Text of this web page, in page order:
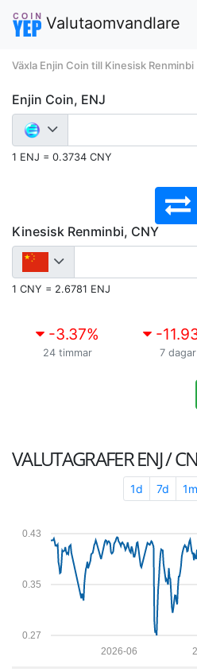
Valutaomvandlare
Växla Enjin Coin till Kinesisk Renminbi
Enjin Coin, ENJ
1 ENJ = 0.3734 CNY
Kinesisk Renminbi, CNY
1 CNY = 2.6781 ENJ
-3.37%
24 timmar
-
7 dagar
VALUTAGRAFERENJ /
1d 7d 1m
0.27
0.35
0.43
2026-06